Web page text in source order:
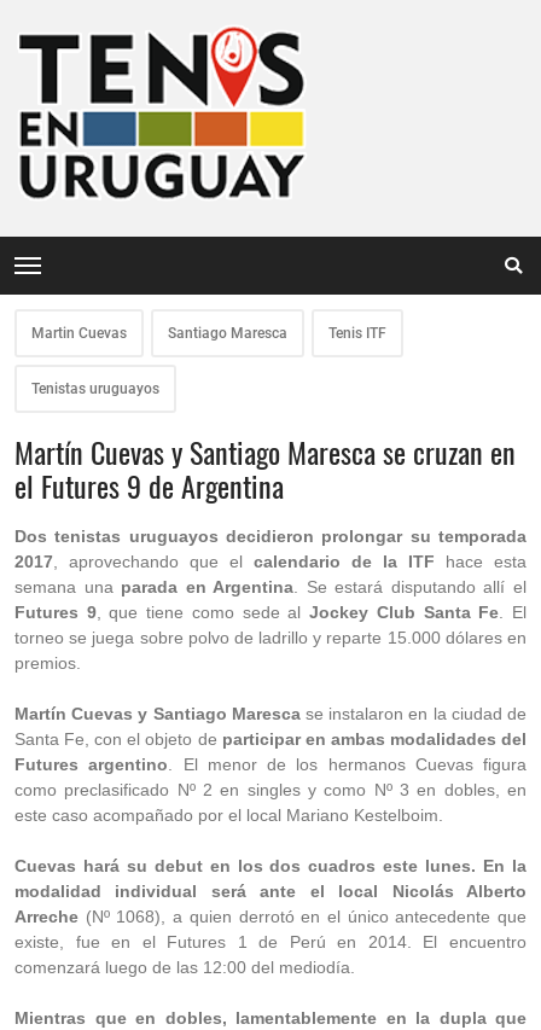
Martin Cuevas Santiago Maresca Tenis ITF
Tenistas uruguayos
Martín Cuevas y Santiago Maresca se cruzan en
el Futures 9 de Argentina
Dos tenistas uruguayos decidieron prolongar su temporada
2017 , aprovechando que el calendario de la ITF hace esta
semana una parada en Argentina . Se estará disputando allí el
Futures 9, que tiene como sede alJockey Club Santa Fe . El
torneo se juega sobre polvo de ladrillo y reparte 15.000 dólares en
premios.
Martín Cuevas y Santiago Marescase instalaron en la ciudad de
Santa Fe, con el objeto de participar en ambas modalidades del
Futures argentino . El menor de los hermanos Cuevas figura
como preclasificado Nº 2 en singles y como Nº 3 en dobles, en
este caso acompañado por el local Mariano Kestelboim.
Cuevas hará su debut en los dos cuadros este lunes. En la
modalidad individual será ante el local Nicolás Alberto
Arreche (Nº 1068), a quien derrotó en el único antecedente que
existe, fue en el Futures 1 de Perú en 2014. El encuentro
comenzará luego de las 12:00 del mediodía.
Mientras que en dobles, lamentablemente en la dupla que